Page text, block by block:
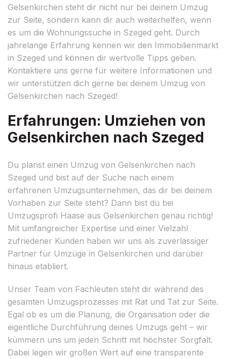
Gelsenkirchen steht dir nicht nur bei deinem Umzug
zur Seite, sondern kann dir auch weiterhelfen, wenn
es um die Wohnungssuche in Szeged geht. Durch
jahrelange Erfahrung kennen wir den Immobilienmarkt
in Szeged und können dir wertvolle Tipps geben.
Kontaktiere uns gerne für weitere Informationen und
wir unterstützen dich gerne bei deinem Umzug von
Gelsenkirchen nach Szeged!
Erfahrungen: Umziehen von
Gelsenkirchen nach Szeged
Du planst einen Umzug von Gelsenkirchen nach
Szeged und bist auf der Suche nach einem
erfahrenen Umzugsunternehmen, das dir bei deinem
Vorhaben zur Seite steht? Dann bist du bei
Umzugsprofi Haase aus Gelsenkirchen genau richtig!
Mit umfangreicher Expertise und einer Vielzahl
zufriedener Kunden haben wir uns als zuverlässiger
Partner für Umzüge in Gelsenkirchen und darüber
hinaus etabliert.
Unser Team von Fachleuten steht dir während des
gesamten Umzugsprozesses mit Rat und Tat zur Seite.
Egal ob es um die Planung, die Organisation oder die
eigentliche Durchführung deines Umzugs geht – wir
kümmern uns um jeden Schritt mit höchster Sorgfalt.
Dabei legen wir großen Wert auf eine transparente